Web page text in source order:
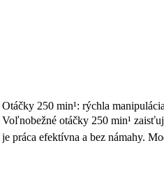
Otáčky 250 min¹: rýchla manipulácia
Voľnobežné otáčky 250 min¹
je práca efektívna a bez námahy.